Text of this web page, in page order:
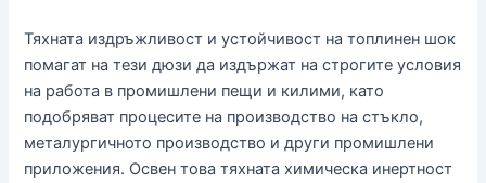
Тяхната издръжливост и устойчивост на топлинен шок
помагат на тези дюзи да издържат на строгите условия
на работа в промишлени пещи и килими, като
подобряват процесите на производство на стъкло,
металургичното производство и други промишлени
приложения. Освен това тяхната химическа инертност